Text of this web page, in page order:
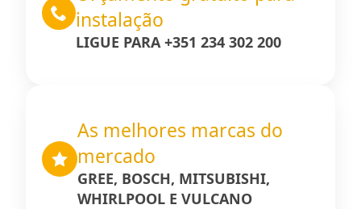
instalação
LIGUE PARA +351 234 302 200
As melhores marcas do
mercado
GREE, BOSCH, MITSUBISHI,
WHIRLPOOL E VULCANO